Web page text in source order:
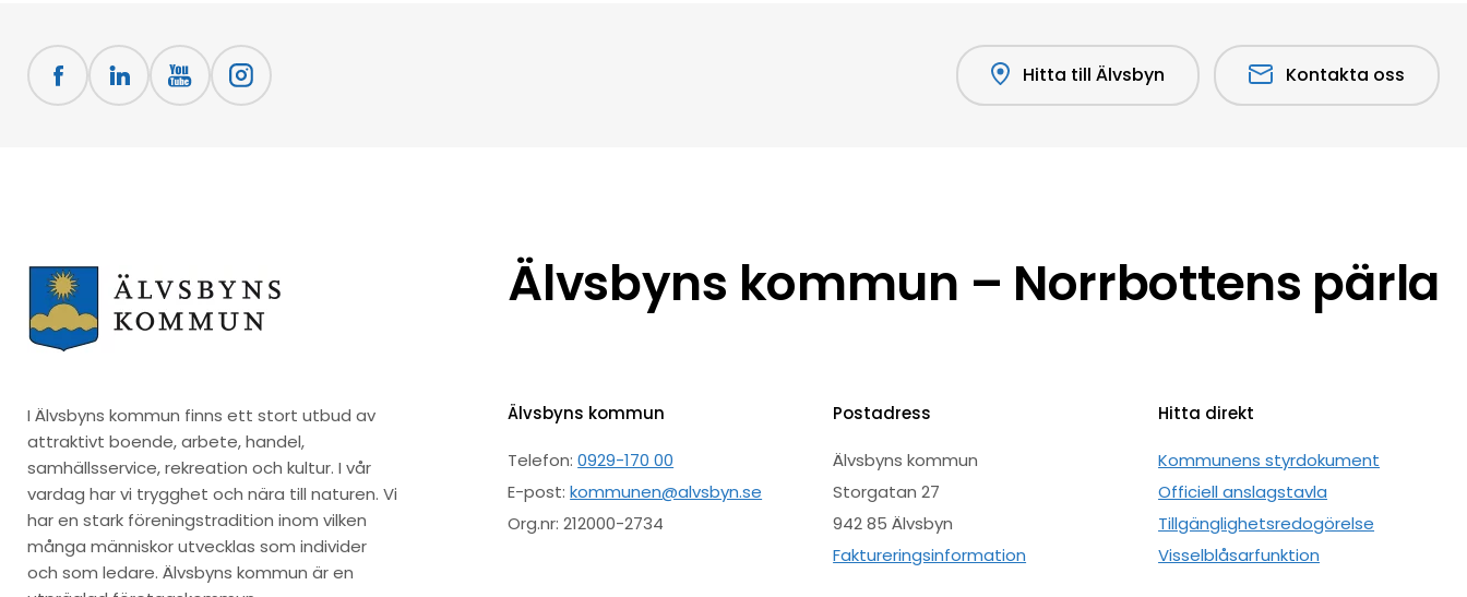
Hitta till Älvsbyn Kontakta oss
I Älvsbyns kommun finns ett stort utbud av
attraktivt boende, arbete, handel,
samhällsservice, rekreation och kultur. I vår
vardag har vi trygghet och nära till naturen. Vi
har en stark föreningstradition inom vilken
många människor utvecklas som individer
och som ledare. Älvsbyns kommun är en
Älvsbyns kommun – Norrbottens pärla
Älvsbyns kommun
Telefon:0929-170 00
E-post:kommunen@alvsbyn.se
Org.nr: 212000-2734
Postadress
Älvsbyns kommun
Storgatan 27
942 85 Älvsbyn
Faktureringsinformation
Hitta direkt
Kommunens styrdokument
Officiell anslagstavla
Tillgänglighetsredogörelse
Visselblåsarfunktion